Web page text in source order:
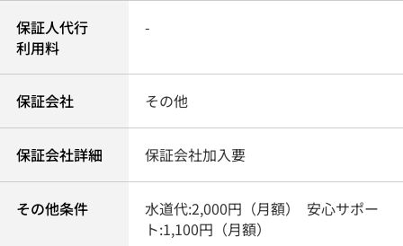
保証人代行
利用料
-
保証会社 その他
保証会社詳細 保証会社加入要
その他条件
水道代:2,000円（月額） 安心サポー
ト:1,100円（月額）